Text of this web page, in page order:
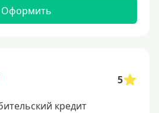
Оформить
5
кредит